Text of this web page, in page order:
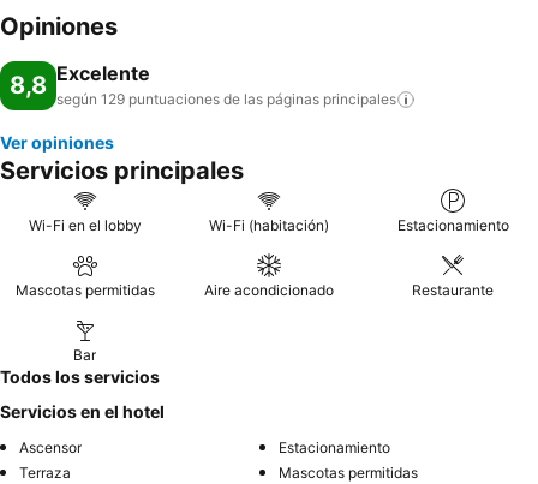
Opiniones
8,8 Excelente
según 129 puntuaciones de las páginas principales
Ver opiniones
Servicios principales
Wi-Fi en el lobby Wi-Fi (habitación) Estacionamiento
Mascotas permitidas Aire acondicionado Restaurante
Bar
Todos los servicios
Servicios en el hotel
Ascensor
Estacionamiento
Terraza
Mascotas permitidas